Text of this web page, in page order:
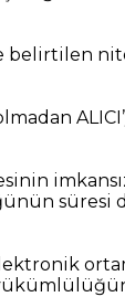
belirtilen